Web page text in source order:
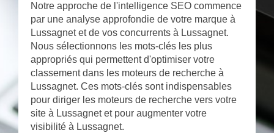
Notre approche de l'intelligence SEO commence
par une analyse approfondie de votre marque à
Lussagnet et de vos concurrents à Lussagnet.
Nous sélectionnons les mots-clés les plus
appropriés qui permettent d'optimiser votre
classement dans les moteurs de recherche à
Lussagnet. Ces mots-clés sont indispensables
pour diriger les moteurs de recherche vers votre
site à Lussagnet et pour augmenter votre
visibilité à Lussagnet.